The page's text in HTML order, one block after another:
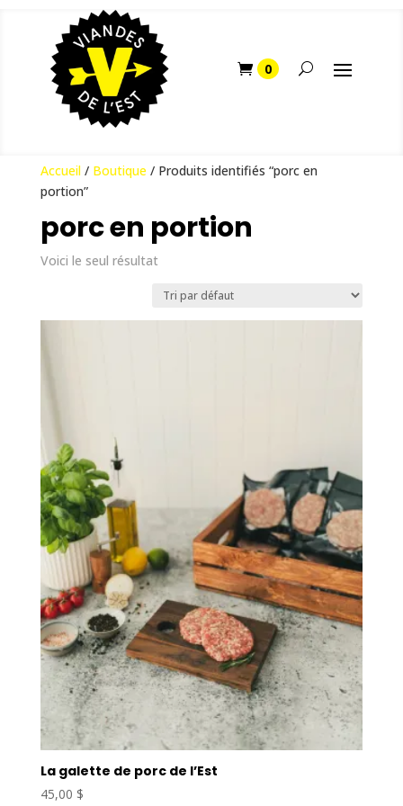
Accueil/ Boutique/ Produits identifiés “porc en
portion”
porc en portion
Voici le seul résultat
La galette de porc de l’Est
45,00 $